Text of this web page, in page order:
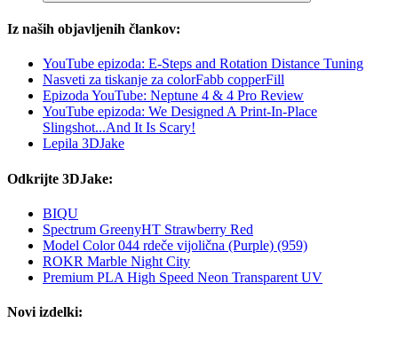
Iz naših objavljenih člankov:
YouTube epizoda: E-Steps and Rotation Distance Tuning
Nasveti za tiskanje za colorFabb copperFill
Epizoda YouTube: Neptune 4 & 4 Pro Review
YouTube epizoda: We Designed A Print-In-Place
Slingshot...And It Is Scary!
Lepila 3DJake
Odkrijte 3DJake:
BIQU
Spectrum GreenyHT Strawberry Red
Model Color 044 rdeče vijolična (Purple) (959)
ROKR Marble Night City
Premium PLA High Speed Neon Transparent UV
Novi izdelki: